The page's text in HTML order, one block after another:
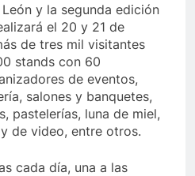
y la segunda edición
el 20 y 21 de
de tres mil visitantes
stands con 60
de eventos,
salones y banquetes,
pastelerías, luna de miel,
de video, entre otros.
cada día, una a las